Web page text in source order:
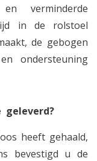
verminderde
in de rolstoel
de gebogen
ondersteuning
geleverd?
heeft gehaald,
bevestigd u de